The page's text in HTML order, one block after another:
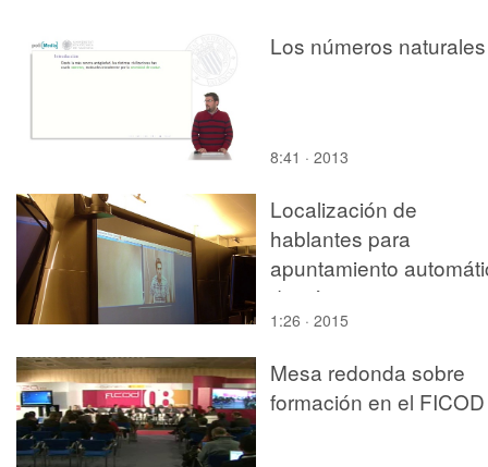
Los números naturales
8:41 · 2013
Localización de
hablantes para
apuntamiento
de cámara en
videoconferencia
1:26 · 2015
Mesa redonda sobre
formación en el FICOD